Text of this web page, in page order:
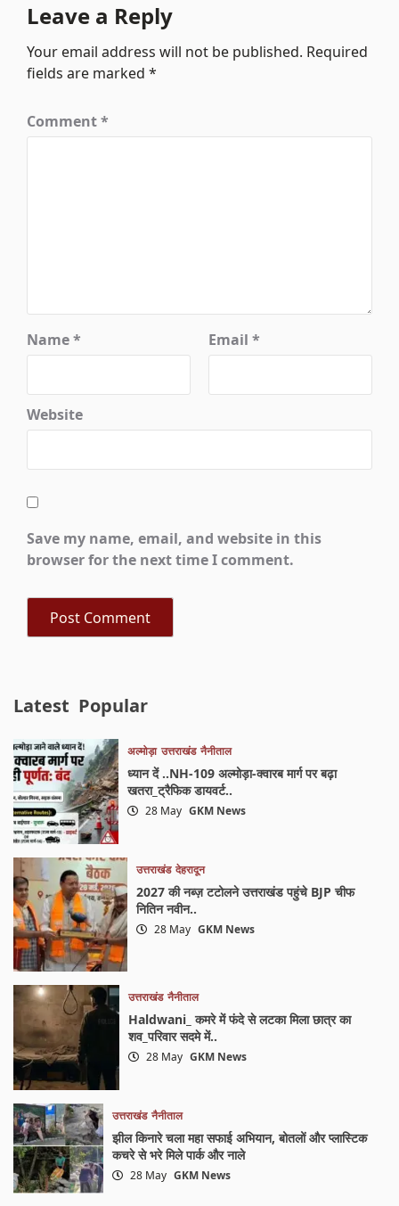
Leave a Reply
Your email address will not be published. Required
fields are marked*
Comment*
Name* Email *
Website
Save my name, email, and website in this
browser for the next time I comment.
Latest Popular
अल्मोड़ा उत्तराखंड नैनीताल
ध्यान दें ..NH-109 अल्मोड़ा-क्वारब मार्ग पर बढ़ा
खतरा_ट्रैफिक डायवर्ट..
28 May GKM News
उत्तराखंड देहरादून
2027 की नब्ज़ टटोलने उत्तराखंड पहुंचे BJP चीफ
नितिन नवीन..
28 May GKM News
उत्तराखंड नैनीताल
Haldwani_ कमरे में फंदे से लटका मिला छात्र का
शव_परिवार सदमे में..
28 May GKM News
उत्तराखंड नैनीताल
झील किनारे चला महा सफाई अभियान, बोतलों और प्लास्टिक
कचरे से भरे मिले पार्क और नाले
28 May GKM News